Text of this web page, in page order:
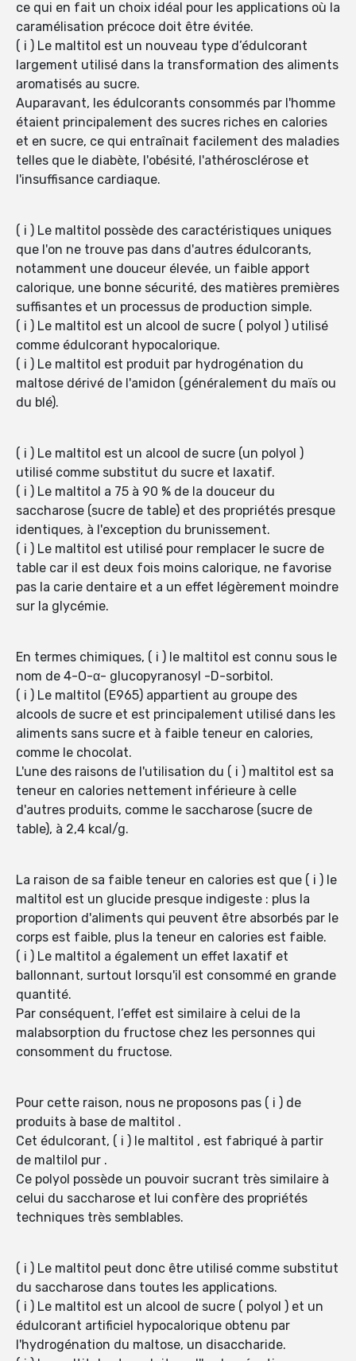
ce qui en fait un choix idéal pour les applications où la
caramélisation précoce doit être évitée.
( i ) Le maltitol est un nouveau type d’édulcorant
largement utilisé dans la transformation des aliments
aromatisés au sucre.
Auparavant, les édulcorants consommés par l'homme
étaient principalement des sucres riches en calories
et en sucre, ce qui entraînait facilement des maladies
telles que le diabète, l'obésité, l'athérosclérose et
l'insuffisance cardiaque.
( i ) Le maltitol possède des caractéristiques uniques
que l'on ne trouve pas dans d'autres édulcorants,
notamment une douceur élevée, un faible apport
calorique, une bonne sécurité, des matières premières
suffisantes et un processus de production simple.
( i ) Le maltitol est un alcool de sucre ( polyol ) utilisé
comme édulcorant hypocalorique.
( i ) Le maltitol est produit par hydrogénation du
maltose dérivé de l'amidon (généralement du maïs ou
du blé).
( i ) Le maltitol est un alcool de sucre (un polyol )
utilisé comme substitut du sucre et laxatif.
( i ) Le maltitol a 75 à 90 % de la douceur du
saccharose (sucre de table) et des propriétés presque
identiques, à l'exception du brunissement.
( i ) Le maltitol est utilisé pour remplacer le sucre de
table car il est deux fois moins calorique, ne favorise
pas la carie dentaire et a un effet légèrement moindre
sur la glycémie.
En termes chimiques, ( i ) le maltitol est connu sous le
nom de 4-O-α- glucopyranosyl -D-sorbitol.
( i ) Le maltitol (E965) appartient au groupe des
alcools de sucre et est principalement utilisé dans les
aliments sans sucre et à faible teneur en calories,
comme le chocolat.
L'une des raisons de l'utilisation du ( i ) maltitol est sa
teneur en calories nettement inférieure à celle
d'autres produits, comme le saccharose (sucre de
table), à 2,4 kcal/g.
La raison de sa faible teneur en calories est que ( i ) le
maltitol est un glucide presque indigeste : plus la
proportion d'aliments qui peuvent être absorbés par le
corps est faible, plus la teneur en calories est faible.
( i ) Le maltitol a également un effet laxatif et
ballonnant, surtout lorsqu'il est consommé en grande
quantité.
Par conséquent, l’effet est similaire à celui de la
malabsorption du fructose chez les personnes qui
consomment du fructose.
Pour cette raison, nous ne proposons pas ( i ) de
produits à base de maltitol .
Cet édulcorant, ( i ) le maltitol , est fabriqué à partir
de maltilol pur .
Ce polyol possède un pouvoir sucrant très similaire à
celui du saccharose et lui confère des propriétés
techniques très semblables.
( i ) Le maltitol peut donc être utilisé comme substitut
du saccharose dans toutes les applications.
( i ) Le maltitol est un alcool de sucre ( polyol ) et un
édulcorant artificiel hypocalorique obtenu par
l'hydrogénation du maltose, un disaccharide.